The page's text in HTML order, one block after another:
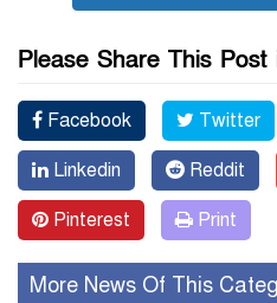
Please Share This
Facebook Twitter
Linkedin Reddit
Pinterest Print
More News Of This